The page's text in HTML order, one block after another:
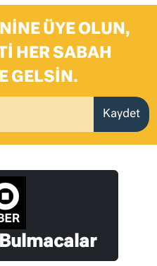
ÜYE OLUN,
HER SABAH
GELSIN.
Kaydet